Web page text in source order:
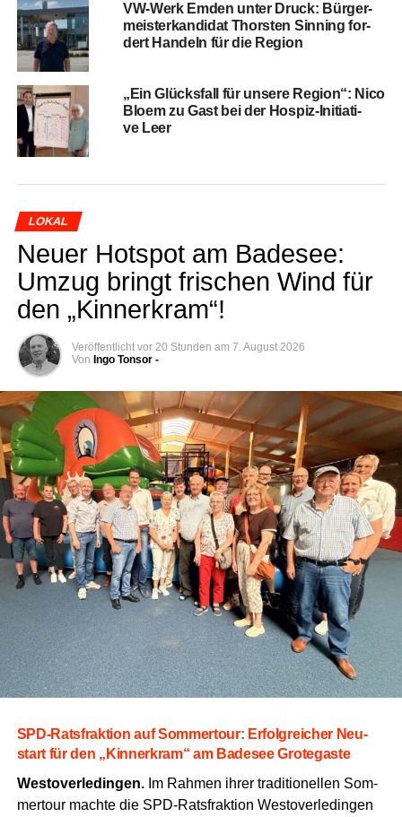
VW-Werk Emden unter Druck: Bür­ger­
meis­ter­kan­di­dat Thors­ten Sin­ning for­
dert Han­deln für die Region
„Ein Glücks­fall für unse­re Regi­on“: Nico
Blo­em zu Gast bei der Hos­piz-Initia­ti­
ve Leer
LOKAL
Neu­er Hot­spot am Bade­see:
Umzug bringt fri­schen Wind für
den „Kin­ner­kram“!
Veröffentlicht vor 20 Stunden am 7. August 2026
Von Ingo Tonsor -
SPD-Rats­frak­ti­on auf Som­mer­tour: Erfolg­rei­cher Neu­
start für den „Kin­ner­kram“ am Bade­see Grotegaste
Wes­t­ov­er­le­din­gen.Im Rah­men ihrer tra­di­tio­nel­len Som­
mer­tour mach­te die SPD-Rats­frak­ti­on Wes­t­ov­er­le­din­gen